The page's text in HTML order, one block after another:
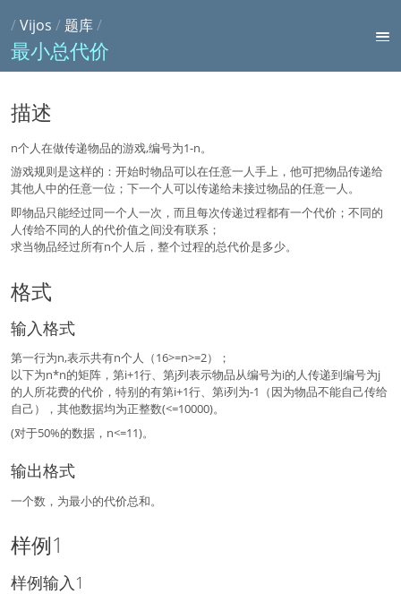
/Vijos / 题库/
最小总代价
描述
n个人在做传递物品的游戏,编号为1-n。
游戏规则是这样的：开始时物品可以在任意一人手上，他可把物品传递给
其他人中的任意一位；下一个人可以传递给未接过物品的任意一人。
即物品只能经过同一个人一次，而且每次传递过程都有一个代价；不同的
人传给不同的人的代价值之间没有联系；
求当物品经过所有n个人后，整个过程的总代价是多少。
格式
输入格式
第一行为n,表示共有n个人（16>=n>=2）；
以下为n*n的矩阵，第i+1行、第j列表示物品从编号为i的人传递到编号为j
的人所花费的代价，特别的有第i+1行、第i列为-1（因为物品不能自己传给
自己），其他数据均为正整数(<=10000)。
(对于50%的数据，n<=11)。
输出格式
一个数，为最小的代价总和。
样例1
样例输入1